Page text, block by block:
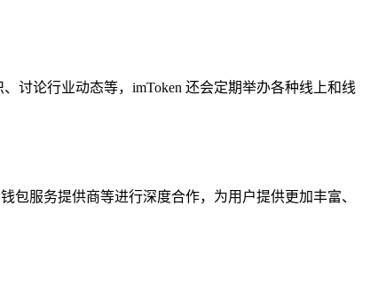
讨论行业动态等，imToken 还会定期举办各种线上和线
包服务提供商等进行深度合作，为用户提供更加丰富、